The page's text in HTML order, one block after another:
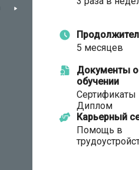
5 месяцев
Документы
обучении
Сертификаты
Диплом
Карьерный
Помощь в